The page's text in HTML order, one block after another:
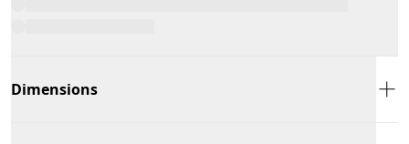
Dimensions